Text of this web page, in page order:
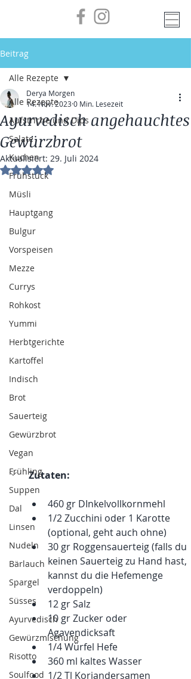
Beitrag
Alle Rezepte
Aufstriche und Dips
Salate
Kuchen
Frühstück
Müsli
Hauptgang
Bulgur
Vorspeisen
Mezze
Currys
Rohkost
Yummi
Herbtgerichte
Kartoffel
Indisch
Brot
Sauerteig
Gewürzbrot
Vegan
Frühling
Suppen
Dal
Linsen
Nudeln
Bärlauch
Spargel
Süsses
Ayurvedisch
Gewürzmischung
Risotto
Soulfood
Alle Rezepte
Ayurvedisch angehauchtes
Gewürzbrot
Derya Morgen
14. Nov. 20230 Min. Lesezeit
Aktualisiert: 29. Juli 2024
Mit NaN von 5 Sternen bewertet.
Zutaten:
460 gr DInkelvollkornmehl
1/2 Zucchini oder 1 Karotte
(optional, geht auch ohne)
30 gr Roggensauerteig (falls du
keinen Sauerteig zu Hand hast,
kannst du die Hefemenge
verdoppeln)
12 gr Salz
10 gr Zucker oder
Agavendicksaft
1/4 Würfel Hefe
360 ml kaltes Wasser
1/2 Tl Koriandersamen